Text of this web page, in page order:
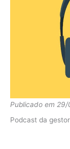
Publicado em
Podcast da